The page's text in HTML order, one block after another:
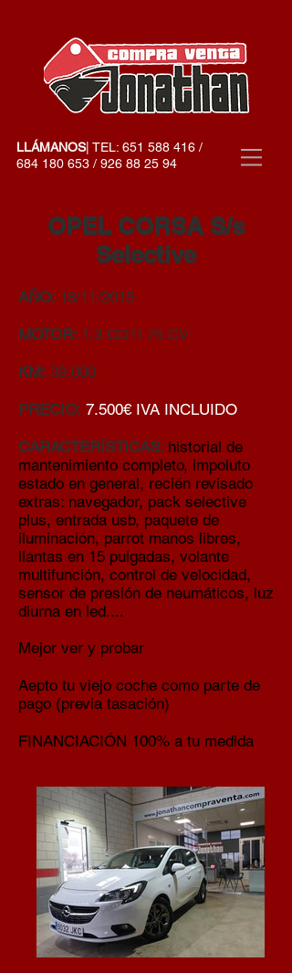
LLÁMANOS| TEL: 651 588 416 /
684 180 653 / 926 88 25 94
OPEL CORSA S/s
Selective
AÑO: 18/11/2015
MOTOR: 1.3 CDTI 75 CV
KM: 39.000
PRECIO: 7.500€ IVA INCLUIDO
CARACTERÍSTICAS: historial de
mantenimiento completo, impoluto
estado en general, recién revisado
extras: navegador, pack selective
plus, entrada usb, paquete de
iluminación, parrot manos libres,
llantas en 15 pulgadas, volante
multifunción, control de velocidad,
sensor de presión de neumáticos, luz
diurna en led....
Mejor ver y probar
Aepto tu viejo coche como parte de
pago (previa tasación)
FINANCIACIÓN 100% a tu medida